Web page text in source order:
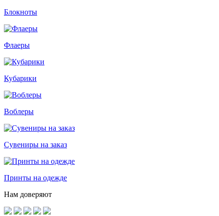
Блокноты
Флаеры
Кубарики
Воблеры
Сувениры на заказ
Принты на одежде
Нам доверяют